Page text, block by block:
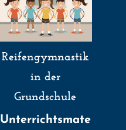
Reifengymnastik
in der
Grundschule
Unterrichtsmate